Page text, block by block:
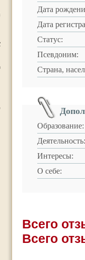
Дата
Дата
Статус:
Псевдоним:
Страна,
Образование:
Деятельность:
Интересы:
О себе:
Всего
Всего